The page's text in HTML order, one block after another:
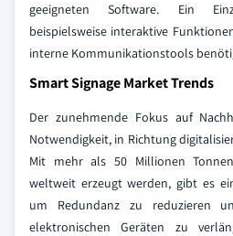
geeigneten Software. Ein
beispielsweise interaktive
interne Kommunikationstools
Smart Signage Market Trends
Der zunehmende Fokus auf
Notwendigkeit, in Richtung
Mit mehr als 50 Millionen
weltweit erzeugt werden, gibt es
um Redundanz zu reduzieren
elektronischen Geräten zu